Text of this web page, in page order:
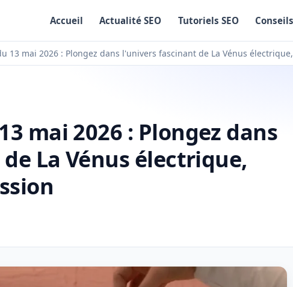
Accueil Actualité SEO Tutoriels SEO
13 mai 2026 : Plongez dans l'univers fascinant de La Vénus électrique,
mai 2026 : Plongez dans
La Vénus électrique,